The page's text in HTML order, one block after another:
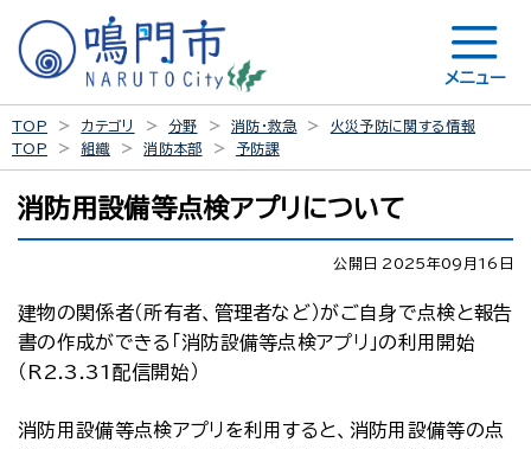
メニュー
TOP カテゴリ 分野 消防・救急
火災予防に関する情報
TOP
組織 消防本部 予防課
消防用設備等点検アプリについて
公開日 2025年09月16日
建物の関係者（所有者、管理者など）がご自身で点検と報告
書の作成ができる「消防設備等点検アプリ」の利用開始
（R2.3.31配信開始）
消防用設備等点検アプリを利用すると、消防用設備等の点